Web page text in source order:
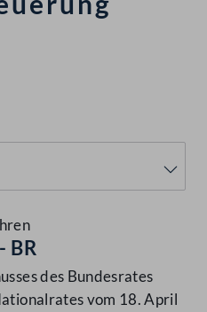
BR
des Bundesrates
vom 18. April